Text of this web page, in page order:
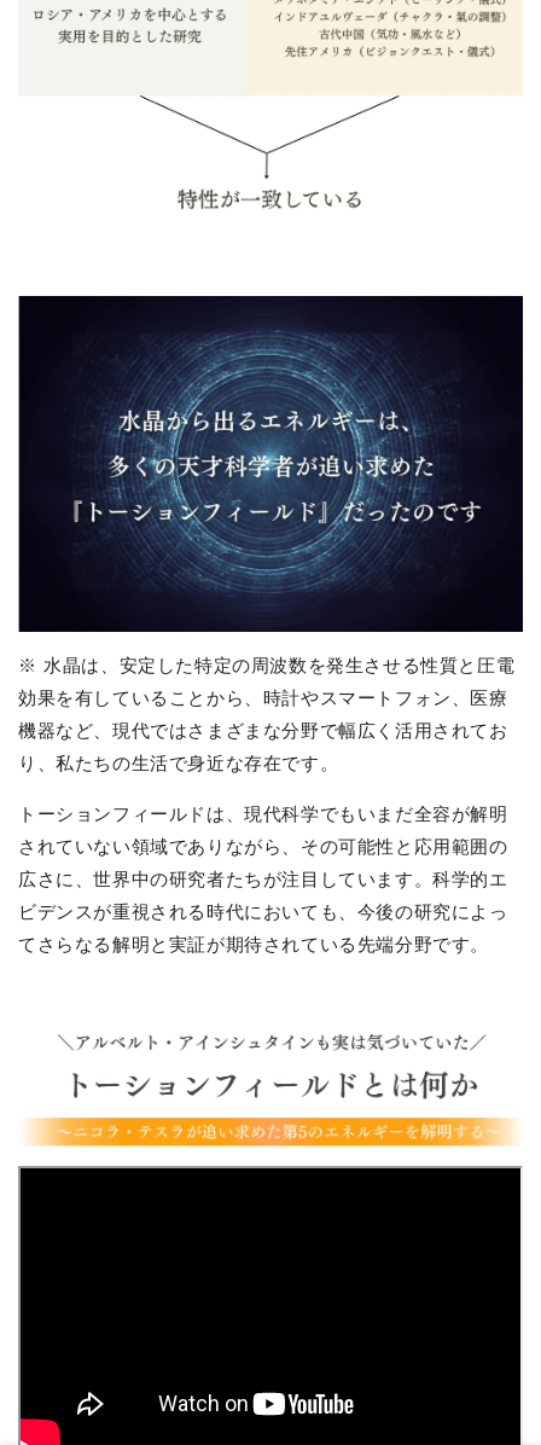
※ 水晶は、安定した特定の周波数を発生させる性質と圧電
効果を有していることから、時計やスマートフォン、医療
機器など、現代ではさまざまな分野で幅広く活用されてお
り、私たちの生活で身近な存在です。
トーションフィールドは、現代科学でもいまだ全容が解明
されていない領域でありながら、その可能性と応用範囲の
広さに、世界中の研究者たちが注目しています。科学的エ
ビデンスが重視される時代においても、今後の研究によっ
てさらなる解明と実証が期待されている先端分野です。